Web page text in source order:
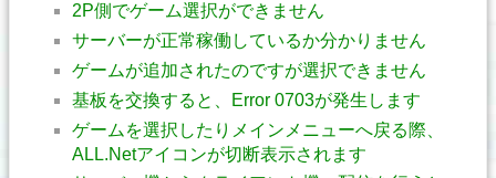
2P側でゲーム選択ができません
サーバーが正常稼働しているか分かりません
ゲームが追加されたのですが選択できません
基板を交換すると、Error 0703が発生します
ゲームを選択したりメインメニューへ戻る際、
ALL.Netアイコンが切断表示されます